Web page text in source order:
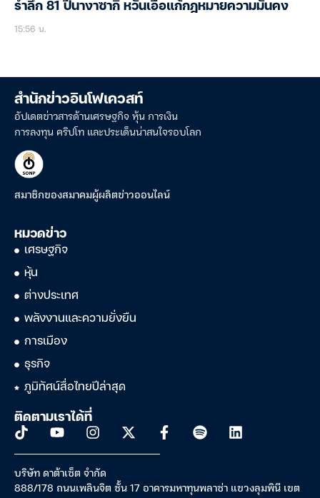
รำลึก 81 ปีนางาซากิ หวั่นเอื้อแก้กฎหมายความมั่นคง
15:56 น.
สำนักข่าวอินโฟเควสท์
อัปเดตข่าวสารด้านเศรษฐกิจ หุ้น การเงิน
การลงทุน คริปโท และประเด็นน่าสนใจรอบโลก
สมาชิกของสมาคมผู้ผลิตข่าวออนไลน์
หมวดข่าว
เศรษฐกิจ
หุ้น
ต่างประเทศ
พลังงานและความยั่งยืน
การเมือง
ธุรกิจ
ภูมิทัศน์สื่อไทยปีล่าสุด
ติดตามเราได้ที่
บริษัท ดาต้าเซ็ต จำกัด
888/178 ถนนเพลินจิต ชั้น 17 อาคารมหาทุนพลาซ่า แขวงลุมพินี เขต